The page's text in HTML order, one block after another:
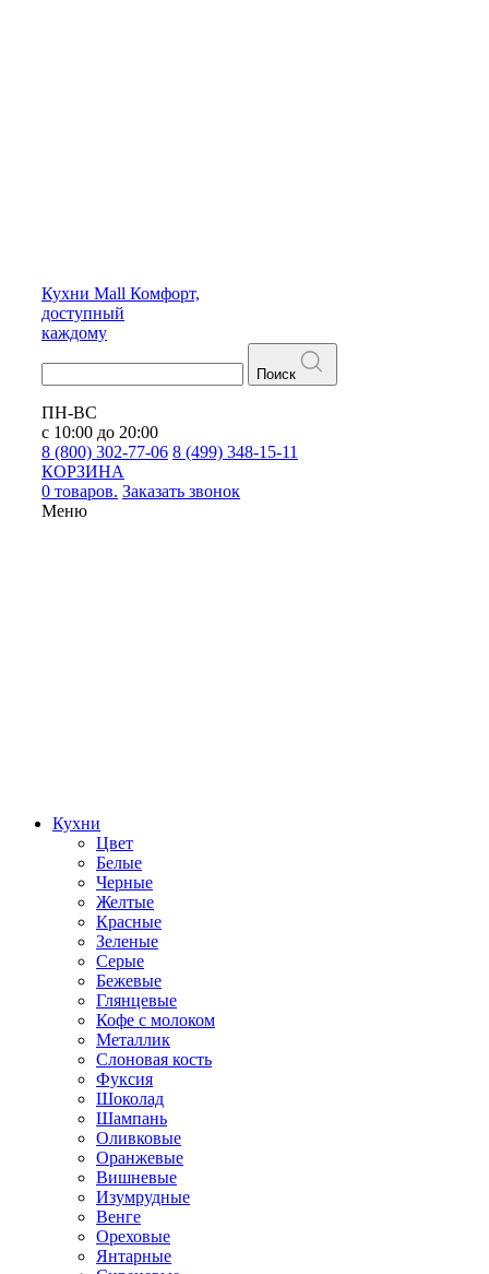
Кухни Mall Комфорт,
доступный
каждому
Поиск
ПН-ВС
с 10:00 до 20:00
8 (800) 302-77-06 8 (499) 348-15-11
КОРЗИНА
0 товаров. Заказать звонок
Меню
Кухни
Цвет
Белые
Черные
Желтые
Красные
Зеленые
Серые
Бежевые
Глянцевые
Кофе с молоком
Металлик
Слоновая кость
Фуксия
Шоколад
Шампань
Оливковые
Оранжевые
Вишневые
Изумрудные
Венге
Ореховые
Янтарные